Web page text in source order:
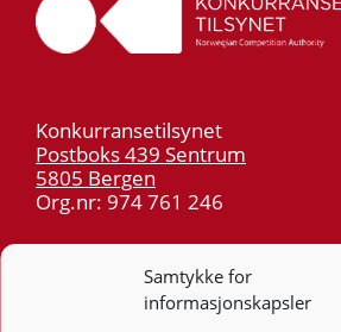
Samtykke for
informasjonskapsler
Konkurransetilsynet
Postboks 439 Sentrum
5805 Bergen
Org.nr: 974 761 246
55 59 75 00
post@kt.no